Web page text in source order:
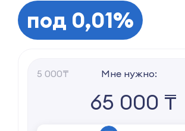
под 0,01%
5 000₸ Мне нужно:
65 000 ₸